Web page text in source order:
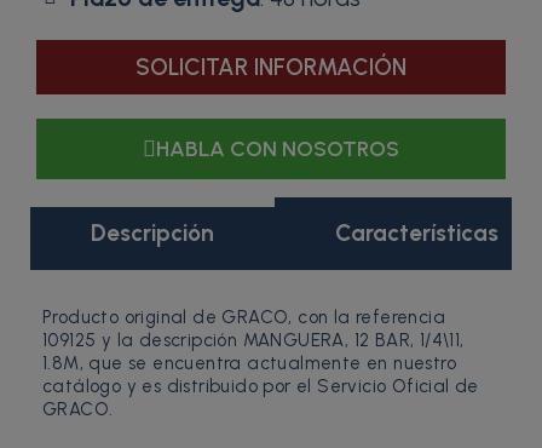
SOLICITAR INFORMACIÓN
HABLA CON NOSOTROS
Descripción Características
Producto original de GRACO, con la referencia
109125 y la descripción MANGUERA, 12 BAR, 1/4\11,
1.8M, que se encuentra actualmente en nuestro
catálogo y es distribuido por el Servicio Oficial de
GRACO.